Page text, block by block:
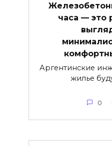
часа — это
Аргентинские
жилье
0